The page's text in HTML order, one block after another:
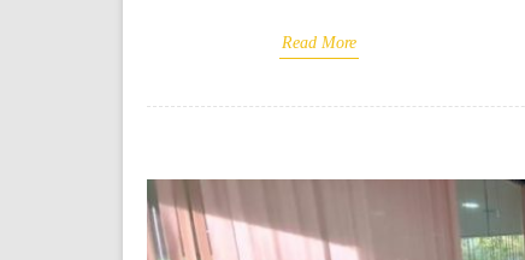
Read More